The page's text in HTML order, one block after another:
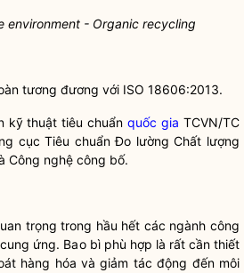
environment - Organic recycling
tương đương với ISO 18606:2013.
kỹ thuật tiêu chuẩnquốc gia TCVN/TC
cục Tiêu chuẩn Đo lường Chất lượng
Công nghệ công bố.
trọng trong hầu hết các ngành công
ứng. Bao bì phù hợp là rất cần thiết
hàng hóa và giảm tác động đến môi